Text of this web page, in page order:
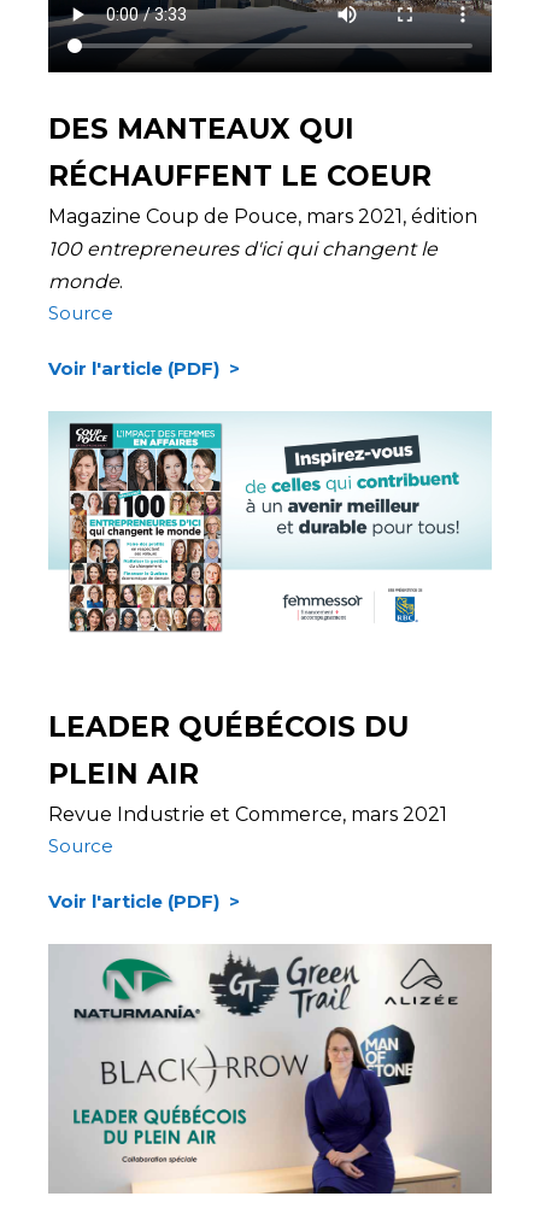
DES MANTEAUX QUI
RÉCHAUFFENT LE COEUR
Magazine Coup de Pouce, mars 2021, édition
100 entrepreneures d'ici qui changent le
monde.
Source
Voir l'article (PDF) >
LEADER QUÉBÉCOIS DU
PLEIN AIR
Revue Industrie et Commerce, mars 2021
Source
Voir l'article (PDF) >